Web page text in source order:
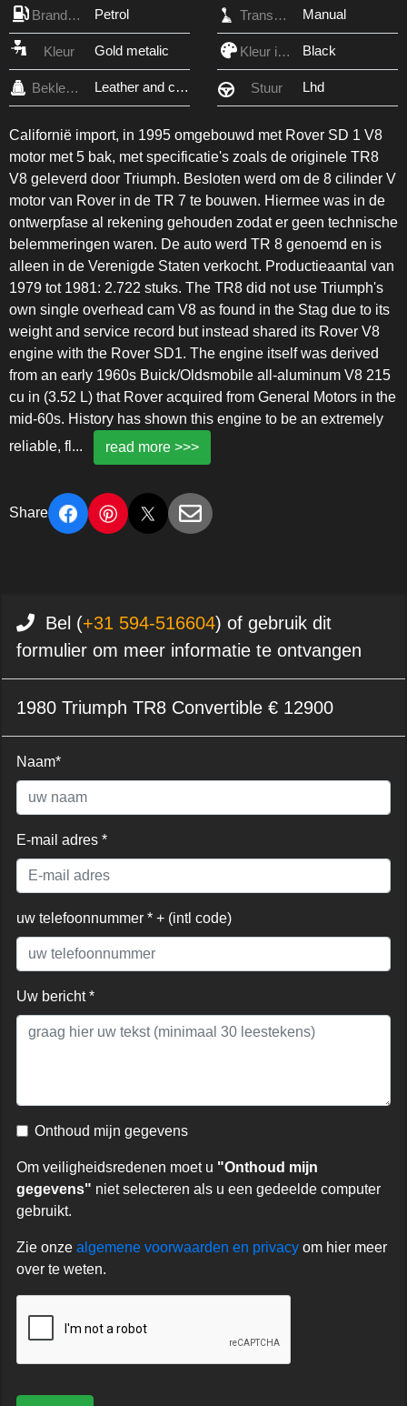
Brandstof Petrol Transmissie Manual
Kleur Gold metalic Kleur interieur Black
Bekleding Leather and cloth Stuur Lhd
Californië import, in 1995 omgebouwd met Rover SD 1 V8
motor met 5 bak, met specificatie's zoals de originele TR8
V8 geleverd door Triumph. Besloten werd om de 8 cilinder V
motor van Rover in de TR 7 te bouwen. Hiermee was in de
ontwerpfase al rekening gehouden zodat er geen technische
belemmeringen waren. De auto werd TR 8 genoemd en is
alleen in de Verenigde Staten verkocht. Productieaantal van
1979 tot 1981: 2.722 stuks. The TR8 did not use Triumph's
own single overhead cam V8 as found in the Stag due to its
weight and service record but instead shared its Rover V8
engine with the Rover SD1. The engine itself was derived
from an early 1960s Buick/Oldsmobile all-aluminum V8 215
cu in (3.52 L) that Rover acquired from General Motors in the
mid-60s. History has shown this engine to be an extremely
reliable, fl ... read more >>>
Share
Bel (+31 594-516604) of gebruik dit
formulier om meer informatie te ontvangen
1980 Triumph TR8 Convertible € 12900
Naam*
E-mail adres *
uw telefoonnummer * + (intl code)
Uw bericht *
Onthoud mijn gegevens
Om veiligheidsredenen moet u "Onthoud mijn
gegevens" niet selecteren als u een gedeelde computer
gebruikt.
Zie onze algemene voorwaarden en privacy om hier meer
over te weten.